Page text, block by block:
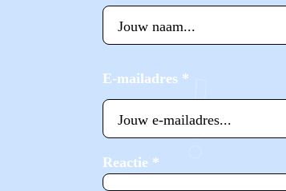
E-mailadres *
Reactie *